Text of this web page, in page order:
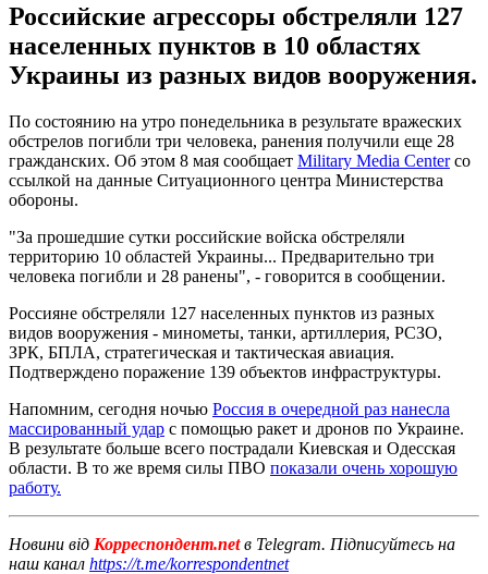
Российские агрессоры обстреляли 127
населенных пунктов в 10 областях
Украины из разных видов вооружения.
По состоянию на утро понедельника в результате вражеских
обстрелов погибли три человека, ранения получили еще 28
гражданских. Об этом 8 мая сообщает Military Media Centerсо
ссылкой на данные Ситуационного центра Министерства
обороны.
"За прошедшие сутки российские войска обстреляли
территорию 10 областей Украины... Предварительно три
человека погибли и 28 ранены", - говорится в сообщении.
Россияне обстреляли 127 населенных пунктов из разных
видов вооружения - минометы, танки, артиллерия, РСЗО,
ЗРК, БПЛА, стратегическая и тактическая авиация.
Подтверждено поражение 139 объектов инфраструктуры.
Напомним, сегодня ночью Россия в очередной раз нанесла
массированный удар с помощью ракет и дронов по Украине.
В результате больше всего пострадали Киевская и Одесская
области. В то же время силы ПВО показали очень хорошую
работу.
Новини від Корреспондент.netв Telegram. Підписуйтесь на
наш канал https://t.me/korrespondentnet